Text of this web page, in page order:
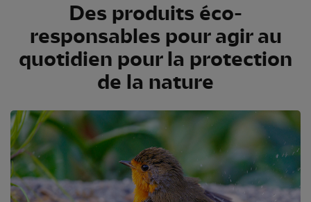
Des produits éco-
responsables pour agir au
quotidien pour la protection
de la nature